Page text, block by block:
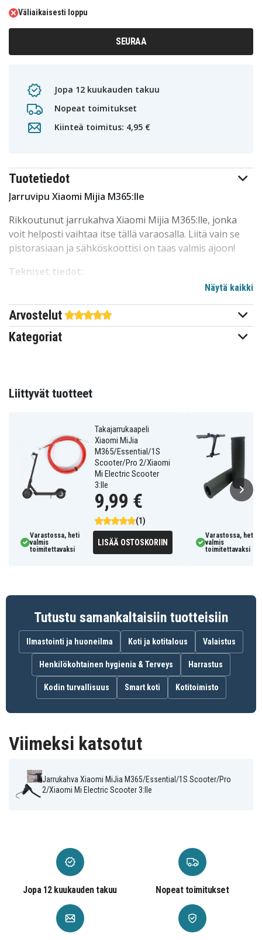
Väliaikaisesti loppu
SEURAA
Jopa 12 kuukauden takuu
Nopeat toimitukset
Kiinteä toimitus: 4,95 €
Tuotetiedot
Jarruvipu Xiaomi Mijia M365:lle
Rikkoutunut jarrukahva Xiaomi Mijia M365:lle, jonka
voit helposti vaihtaa itse tällä varaosalla. Liitä vain se
pistorasiaan ja sähköskoottisi on taas valmis ajoon!
Tekniset tiedot:
Sopii:Xiaomi MiJia M365/Essential/1S Scooter/Pro
2/Xiaomi Mi Electric Scooter 3
Tuotetyyppi Sähköskootterin tarvikkeet
Näytä kaikki
Arvostelut
Kategoriat
Liittyvät tuotteet
Takajarrukaapeli
Xiaomi MiJia
M365/Essential/1S
Scooter/Pro 2/Xiaomi
Mi Electric Scooter
3:lle
(1)
9,99 €
Varastossa, heti
valmis
toimitettavaksi
LISÄÄ OSTOSKORIIN
Varastossa, heti
valmis
toimitettavaksi
Tutustu samankaltaisiin tuotteisiin
Ilmastointi ja huoneilma Koti ja kotitalous Valaistus
Henkilökohtainen hygienia & Terveys Harrastus
Kodin turvallisuus Smart koti Kotitoimisto
Viimeksi katsotut
Jarrukahva Xiaomi MiJia M365/Essential/1S Scooter/Pro
2/Xiaomi Mi Electric Scooter 3:lle
Jopa 12 kuukauden takuu Nopeat toimitukset